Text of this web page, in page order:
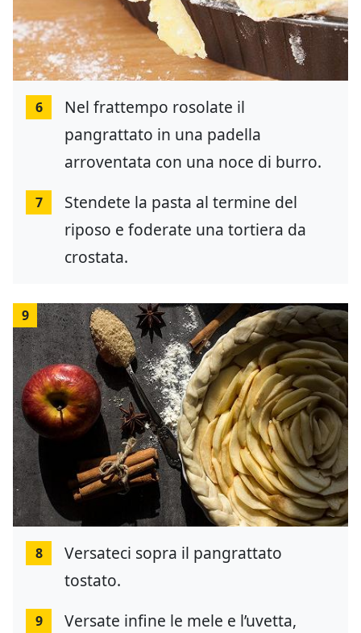
6
Nel frattempo rosolate il
pangrattato in una padella
arroventata con una noce di burro.
7
Stendete la pasta al termine del
riposo e foderate una tortiera da
crostata.
9
8
Versateci sopra il pangrattato
tostato.
9
Versate infine le mele e l’uvetta,